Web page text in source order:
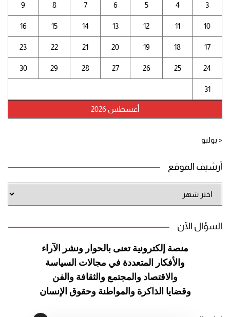
أغسطس 2026
3
4
5
6
7
8
9
10
11
12
13
14
15
16
17
18
19
20
21
22
23
24
25
26
27
28
29
30
31
« يوليو
أرشيف الموقع
الموقع
السؤال الآن
منصة إلكترونية تعنى بالحوار ونشر الآراء
والأفكار المتعددة في مجالات السياسة
والاقتصاد والمجتمع والثقافة والفن
وقضايا الذاكرة والمواطنة وحقوق الإنسان